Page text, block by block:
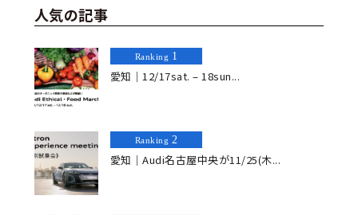
人気の記事
Ranking 1
愛知｜12/17sat. – 18sun...
Ranking 2
愛知｜Audi名古屋中央が11/25(木...